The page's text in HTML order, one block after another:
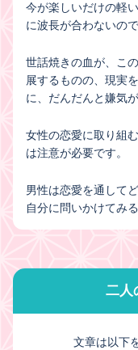
今が楽しいだけの軽
に波長が合わないので
世話焼きの血が、こ
展するものの、現実
に、だんだんと嫌気
女性の恋愛に取り組
は注意が必要です。
男性は恋愛を通して
自分に問いかけてみ
二人
文章は以下